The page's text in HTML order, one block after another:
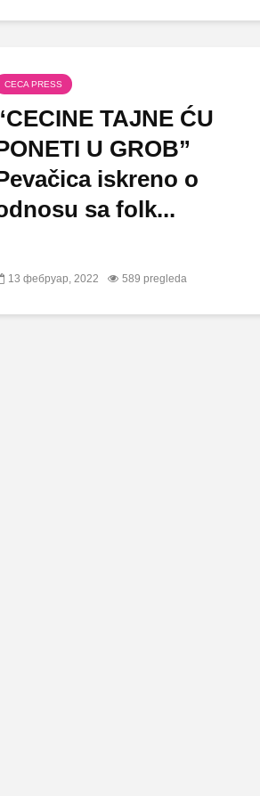
CECA PRESS
TAJNE ĆU
U GROB”
iskreno o
sa folk...
13 фебруар, 2022 589 pregleda